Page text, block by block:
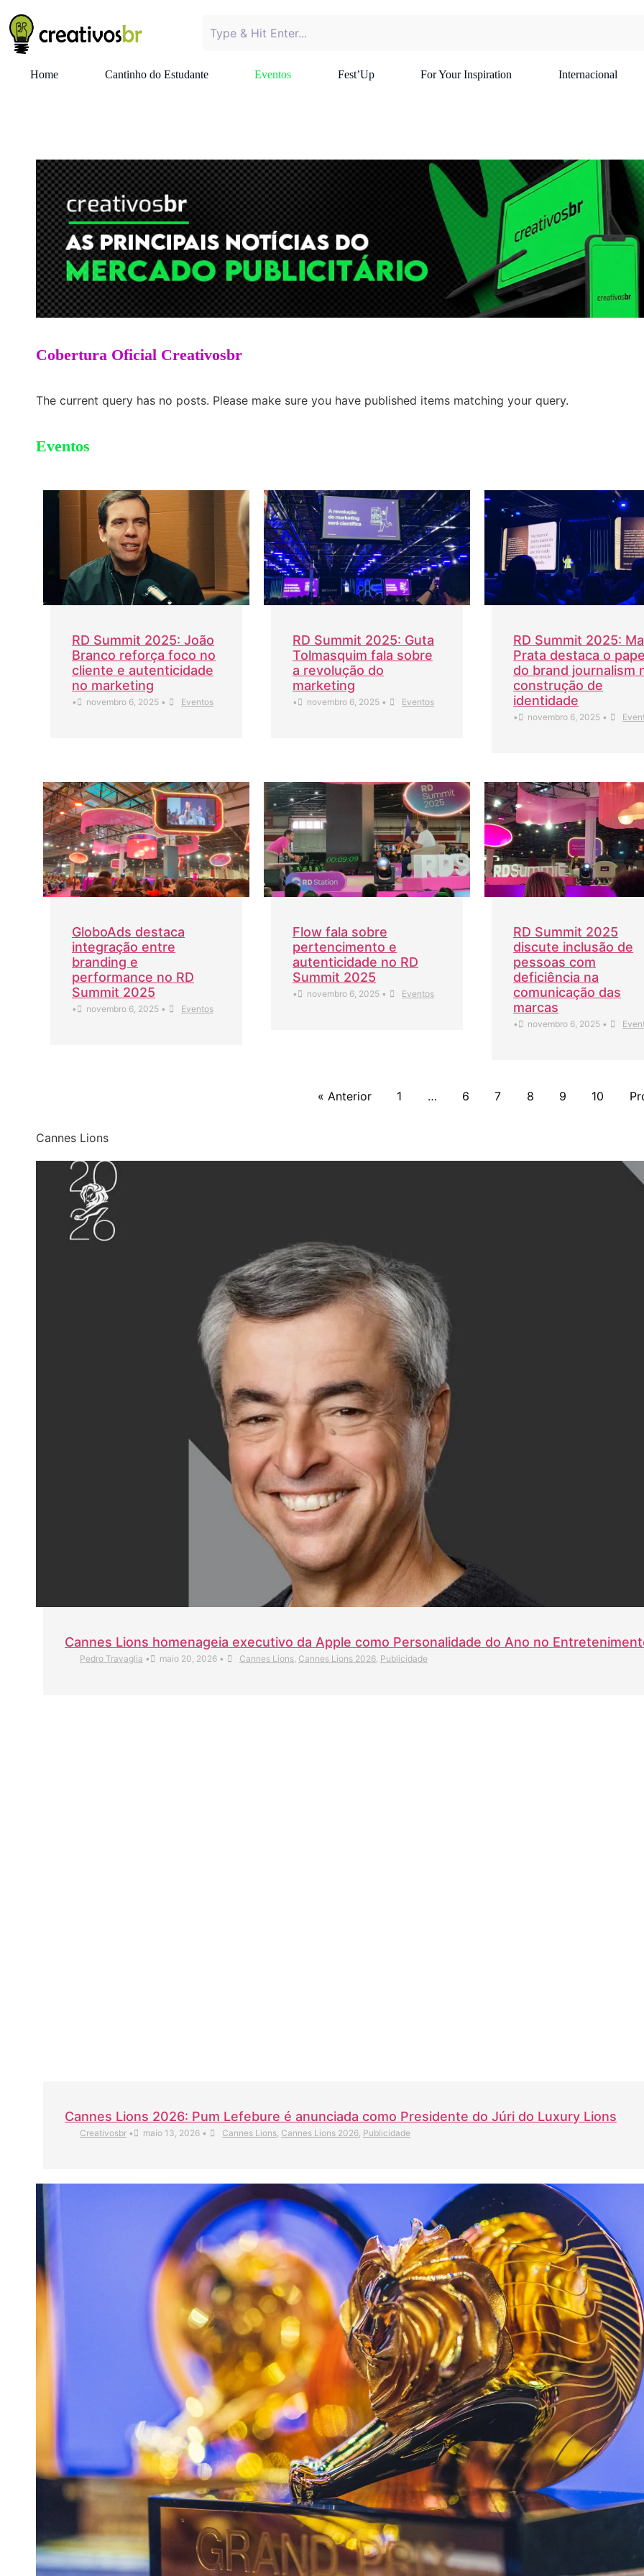
Home Cantinho do Estudante Eventos Fest’Up For Your Inspiration Internacional
Cobertura Oficial Creativosbr
The current query has no posts. Please make sure you have published items matching your query.
Eventos
RD Summit 2025: João
Branco reforça foco no
cliente e autenticidade
no marketing
• novembro 6, 2025 • Eventos
RD Summit 2025: Guta
Tolmasquim fala sobre
a revolução do
marketing
• novembro 6, 2025 • Eventos
RD Summit 2025:
Prata destaca o
do brand journalism
construção de
identidade
• novembro 6, 2025 •
GloboAds destaca
integração entre
branding e
performance no RD
Summit 2025
• novembro 6, 2025 • Eventos
Flow fala sobre
pertencimento e
autenticidade no RD
Summit 2025
• novembro 6, 2025 • Eventos
RD Summit 2025
discute inclusão de
pessoas com
deficiência na
comunicação das
marcas
• novembro 6, 2025 •
« Anterior 1 … 6 7 8 9 10
Cannes Lions
Cannes Lions homenageia executivo da Apple como Personalidade do Ano no
Pedro Travaglia • maio 20, 2026 • Cannes Lions Cannes Lions 2026 Publicidade
Cannes Lions 2026: Pum Lefebure é anunciada como Presidente do Júri do Luxury Lions
Creativosbr • maio 13, 2026 • Cannes Lions Cannes Lions 2026 Publicidade